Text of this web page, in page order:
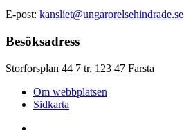
E-post: kansliet@ungarorelsehindrade.se
Besöksadress
Storforsplan 44 7 tr, 123 47 Farsta
Om webbplatsen
Sidkarta